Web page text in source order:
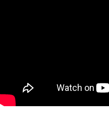
FIESTAS EN EL ALTO ARAGÓN